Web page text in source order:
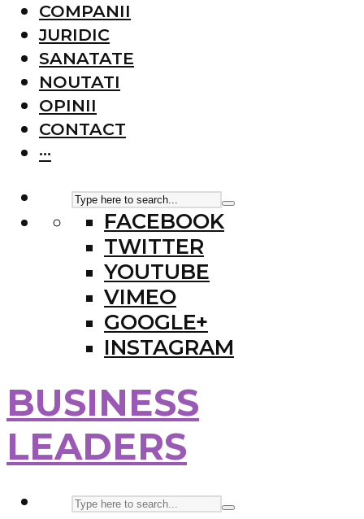
COMPANII
JURIDIC
SANATATE
NOUTATI
OPINII
CONTACT
···
FACEBOOK
TWITTER
YOUTUBE
VIMEO
GOOGLE+
INSTAGRAM
BUSINESS
LEADERS